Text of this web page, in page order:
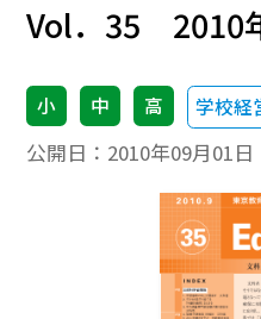
Vol．35 2010
小 中 高 学校経
公開日： 2010年09月01日